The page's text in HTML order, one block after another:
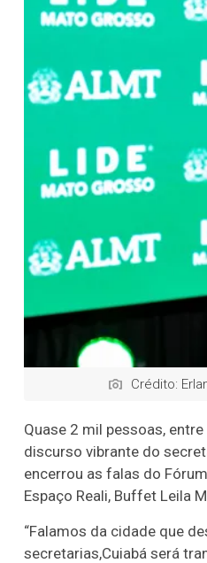
Crédito:
Quase 2 mil pessoas,
discurso vibrante do
encerrou as falas do
Espaço Reali, Buffet Leila
“Falamos da cidade que
secretarias,Cuiabá será